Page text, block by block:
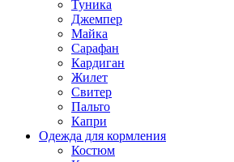
Туника
Джемпер
Майка
Сарафан
Кардиган
Жилет
Свитер
Пальто
Капри
Одежда для кормления
Костюм